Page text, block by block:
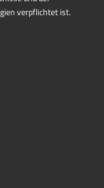
verpflichtet ist.